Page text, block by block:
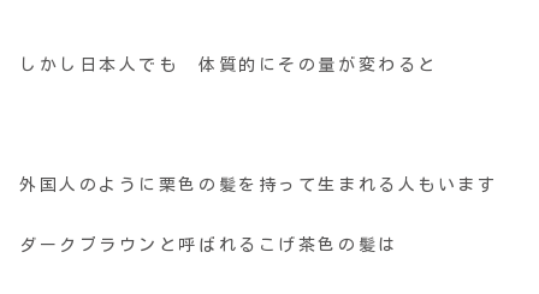
しかし日本人でも 体質的にその量が変わると
外国人のように栗色の髪を持って生まれる人もいます
ダークブラウンと呼ばれるこげ茶色の髪は